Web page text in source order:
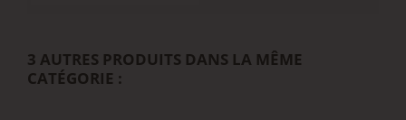
3 AUTRES PRODUITS DANS LA MÊME
CATÉGORIE :